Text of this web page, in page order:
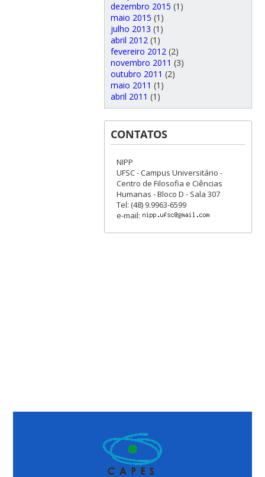
dezembro 2015 (1)
maio 2015 (1)
julho 2013 (1)
abril 2012 (1)
fevereiro 2012 (2)
novembro 2011 (3)
outubro 2011 (2)
maio 2011 (1)
abril 2011 (1)
CONTATOS
NIPP
UFSC - Campus Universitário -
Centro de Filosofia e Ciências
Humanas - Bloco D - Sala 307
Tel: (48) 9.9963-6599
e-mail: